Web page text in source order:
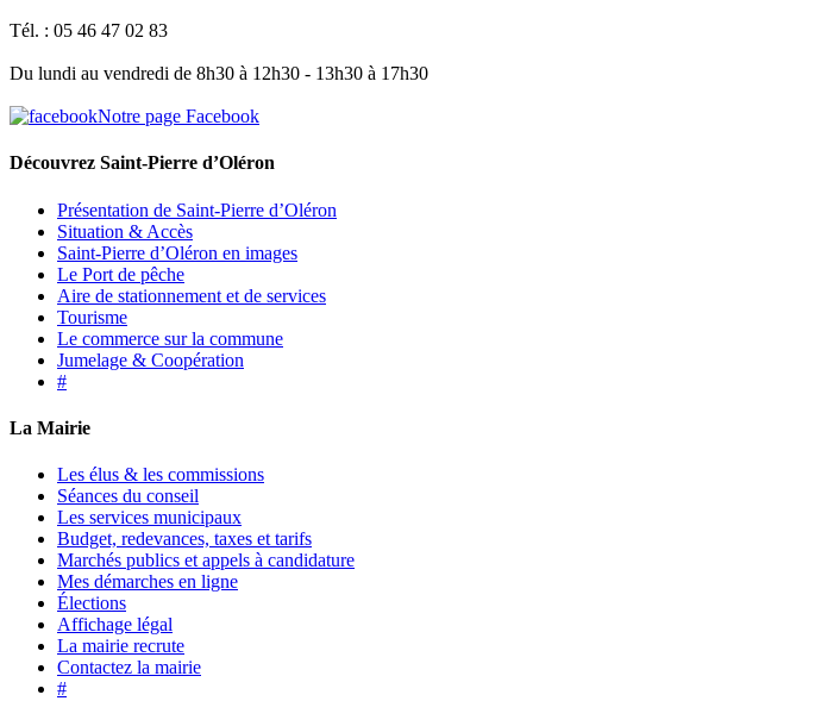
Tél. : 05 46 47 02 83
Du lundi au vendredi de 8h30 à 12h30 - 13h30 à 17h30
Notre page Facebook
Découvrez Saint-Pierre d’Oléron
Présentation de Saint-Pierre d’Oléron
Situation & Accès
Saint-Pierre d’Oléron en images
Le Port de pêche
Aire de stationnement et de services
Tourisme
Le commerce sur la commune
Jumelage & Coopération
#
La Mairie
Les élus & les commissions
Séances du conseil
Les services municipaux
Budget, redevances, taxes et tarifs
Marchés publics et appels à candidature
Mes démarches en ligne
Élections
Affichage légal
La mairie recrute
Contactez la mairie
#